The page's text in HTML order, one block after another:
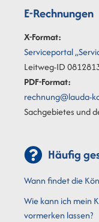
E-Rechnungen
X-Format:
Serviceportal
Leitweg-ID
PDF-Format:
rechnung@lauda-
Sachgebietes und
Häufig
Wann findet die
Wie kann ich mein
vormerken lassen?